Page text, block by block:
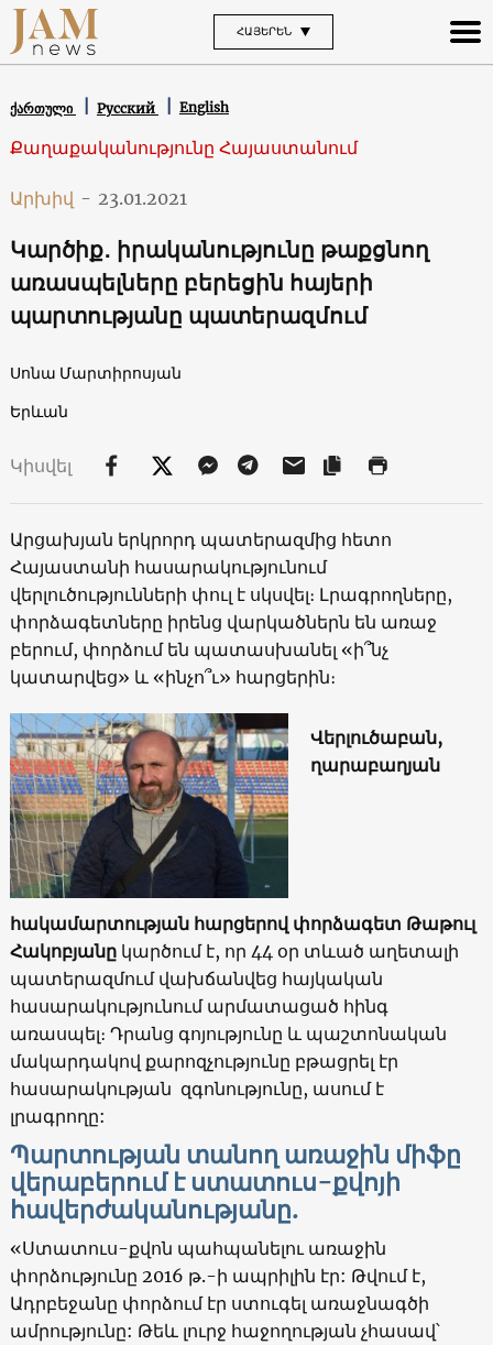
ՀԱՅԵՐԵՆ
ქართული Русский English
Քաղաքականությունը Հայաստանում
Արխիվ - 23.01.2021
Կարծիք․ իրականությունը թաքցնող
առասպելները բերեցին հայերի
պարտությանը պատերազմում
Սոնա Մարտիրոսյան
Երևան
Կիսվել
Արցախյան երկրորդ պատերազմից հետո
Հայաստանի հասարակությունում
վերլուծությունների փուլ է սկսվել։ Լրագրողները,
փորձագետները իրենց վարկածներն են առաջ
բերում, փորձում են պատասխանել «ի՞նչ
կատարվեց» և «ինչո՞ւ» հարցերին։
Վերլուծաբան,
ղարաբաղյան
հակամարտության հարցերով փորձագետ Թաթուլ
Հակոբյանը կարծում է, որ 44 օր տևած աղետալի
պատերազմում վախճանվեց հայկական
հասարակությունում արմատացած հինգ
առասպել։ Դրանց գոյությունը և պաշտոնական
մակարդակով քարոզչությունը բթացրել էր
հասարակության զգոնությունը, ասում է
լրագրողը:
Պարտության տանող առաջին միֆը
վերաբերում է ստատուս-քվոյի
հավերժականությանը.
«Ստատուս-քվոն պահպանելու առաջին
փորձությունը 2016 թ.-ի ապրիլին էր: Թվում է,
Ադրբեջանը փորձում էր ստուգել առաջնագծի
ամրությունը: Թեև լուրջ հաջողության չհասավ՝